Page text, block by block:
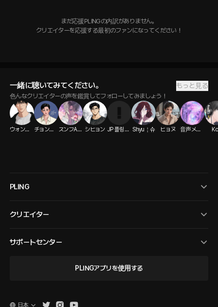
まだ応援PLINGの内訳がありません。
クリエイターを応援する最初のファンになってください！
一緒に聴いてみてください。 もっと見る
色んなクリエイターの声を鑑賞してフォローしてみましょう！
ウォンジェ チョンリョンASMR スンフASMR シヒョン JP 플링 크리에이터 Shyu￤슈 ヒョヌ 音声メッセージを送りました
PLING
クリエイター
サポートセンター
PLINGアプリを使用する
日本